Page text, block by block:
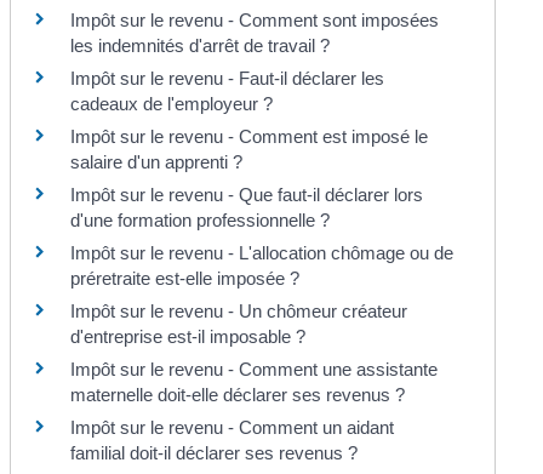
Impôt sur le revenu - Comment sont imposées
les indemnités d'arrêt de travail ?
Impôt sur le revenu - Faut-il déclarer les
cadeaux de l'employeur ?
Impôt sur le revenu - Comment est imposé le
salaire d'un apprenti ?
Impôt sur le revenu - Que faut-il déclarer lors
d'une formation professionnelle ?
Impôt sur le revenu - L'allocation chômage ou de
préretraite est-elle imposée ?
Impôt sur le revenu - Un chômeur créateur
d'entreprise est-il imposable ?
Impôt sur le revenu - Comment une assistante
maternelle doit-elle déclarer ses revenus ?
Impôt sur le revenu - Comment un aidant
familial doit-il déclarer ses revenus ?